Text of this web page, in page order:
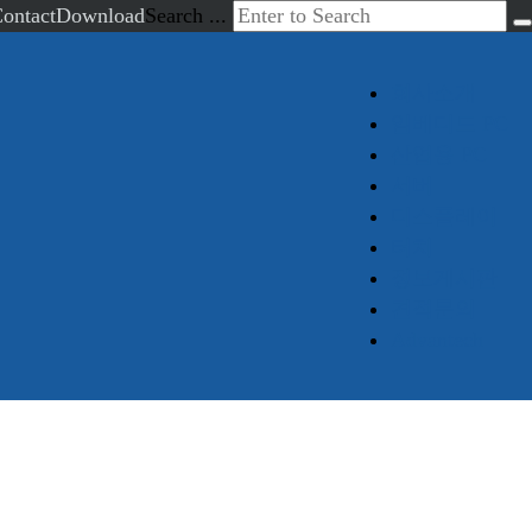
DownloadSearch ...